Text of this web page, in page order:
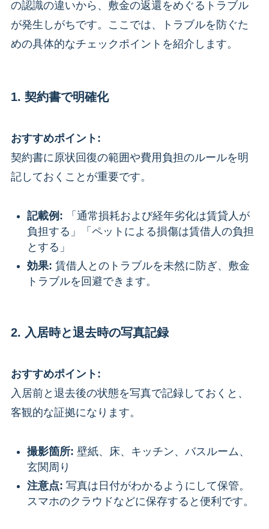
の認識の違いから、敷金の返還をめぐるトラブル
が発生しがちです。ここでは、トラブルを防ぐた
めの具体的なチェックポイントを紹介します。
1. 契約書で明確化
おすすめポイント:
契約書に原状回復の範囲や費用負担のルールを明
記しておくことが重要です。
記載例: 「通常損耗および経年劣化は賃貸人が
負担する」「ペットによる損傷は賃借人の負担
とする」
効果: 賃借人とのトラブルを未然に防ぎ、敷金
トラブルを回避できます。
2. 入居時と退去時の写真記録
おすすめポイント:
入居前と退去後の状態を写真で記録しておくと、
客観的な証拠になります。
撮影箇所: 壁紙、床、キッチン、バスルーム、
玄関周り
注意点: 写真は日付がわかるようにして保管。
スマホのクラウドなどに保存すると便利です。